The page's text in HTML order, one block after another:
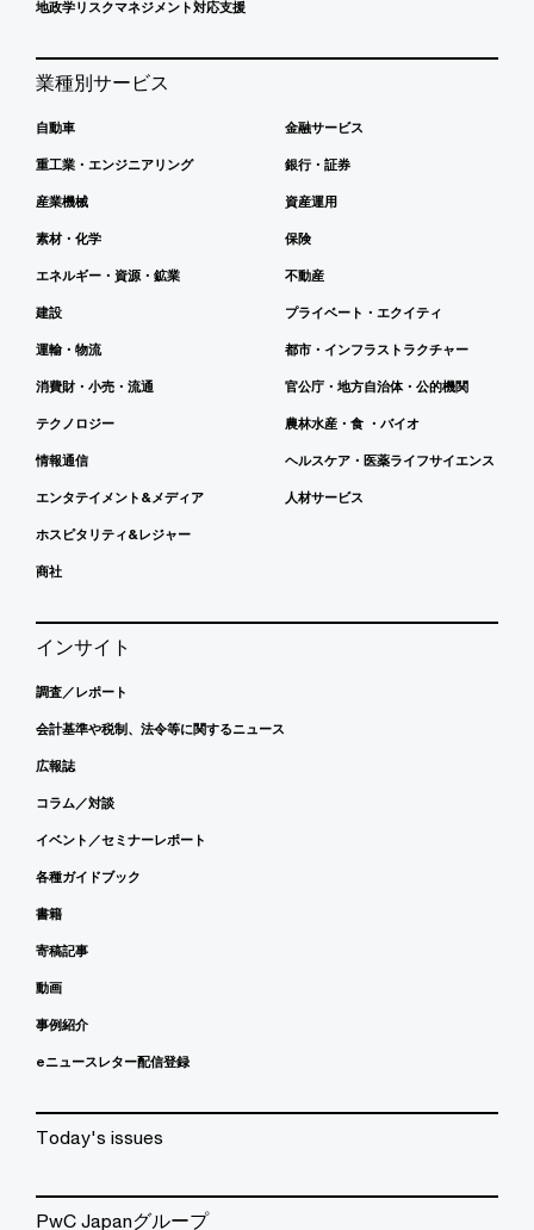
地政学リスクマネジメント対応支援
業種別サービス
自動車
重工業・エンジニアリング
産業機械
素材・化学
エネルギー・資源・鉱業
建設
運輸・物流
消費財・小売・流通
テクノロジー
情報通信
エンタテイメント&メディア
ホスピタリティ&レジャー
商社
金融サービス
銀行・証券
資産運用
保険
不動産
プライベート・エクイティ
都市・インフラストラクチャー
官公庁・地方自治体・公的機関
農林水産・食 ・バイオ
ヘルスケア・医薬ライフサイエンス
人材サービス
インサイト
調査／レポート
会計基準や税制、法令等に関するニュース
広報誌
コラム／対談
イベント／セミナーレポート
各種ガイドブック
書籍
寄稿記事
動画
事例紹介
eニュースレター配信登録
Today's issues
PwC Japanグループ